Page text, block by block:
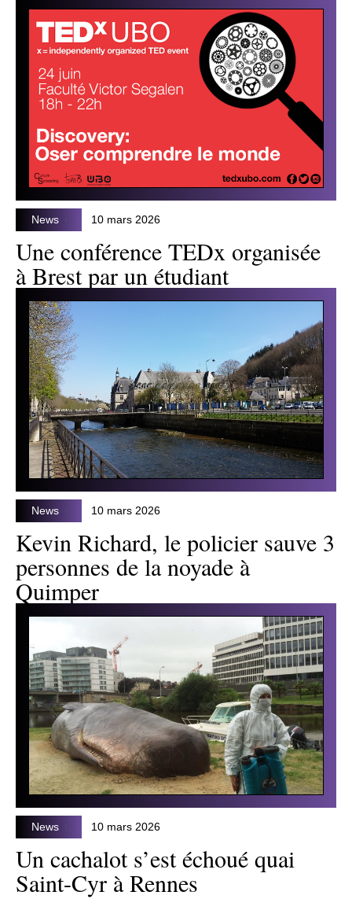
News 10 mars 2026
Une conférence TEDx organisée
à Brest par un étudiant
News 10 mars 2026
Kevin Richard, le policier sauve 3
personnes de la noyade à
Quimper
News 10 mars 2026
Un cachalot s’est échoué quai
Saint-Cyr à Rennes